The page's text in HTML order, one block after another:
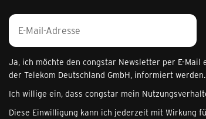
E-Mail-Adresse
Ja, ich möchte den congstar Newsletter per E-Mail
der Telekom Deutschland GmbH, informiert werden.
Ich willige ein, dass congstar mein
Diese Einwilligung kann ich jederzeit mit Wirkung